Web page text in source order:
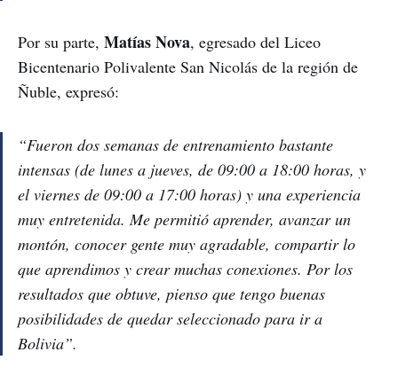
Por su parte, Matías Nova, egresado del Liceo
Bicentenario Polivalente San Nicolás de la región de
Ñuble, expresó:
“Fueron dos semanas de entrenamiento bastante
intensas (de lunes a jueves, de 09:00 a 18:00 horas, y
el viernes de 09:00 a 17:00 horas) y una experiencia
muy entretenida. Me permitió aprender, avanzar un
montón, conocer gente muy agradable, compartir lo
que aprendimos y crear muchas conexiones. Por los
resultados que obtuve, pienso que tengo buenas
posibilidades de quedar seleccionado para ir a
Bolivia”.